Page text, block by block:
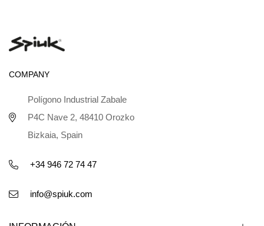
COMPANY
Polígono Industrial Zabale
P4C Nave 2, 48410 Orozko
Bizkaia, Spain
+34 946 72 74 47
info@spiuk.com